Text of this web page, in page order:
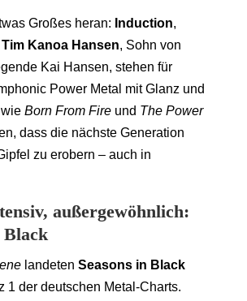
Großes heran: Induction,
Tim Kanoa Hansen, Sohn von
Kai Hansen, stehen für
Power Metal mit Glanz und
Born From Fireund The Power
dass die nächste Generation
zu erobern – auch in
außergewöhnlich:
Black
landeten Seasons in Black
1 der deutschen Metal-Charts.